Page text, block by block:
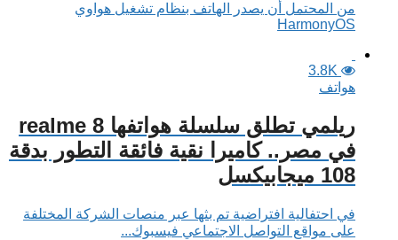
من المحتمل أن يصدر الهاتف بنظام تشغيل هواوي
HarmonyOS
3.8K
هواتف
ريلمي تطلق سلسلة هواتفها realme 8
في مصر.. كاميرا نقية فائقة التطور بدقة
108 ميجابيكسل
في احتفالية افتراضية تم بثها عبر منصات الشركة المختلفة
على مواقع التواصل الاجتماعي فيسبوك...